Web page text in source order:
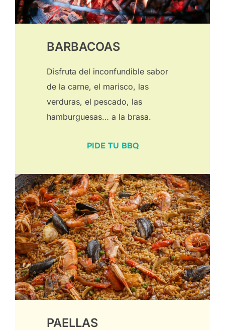
BARBACOAS
Disfruta del inconfundible sabor
de la carne, el marisco, las
verduras, el pescado, las
hamburguesas… a la brasa.
PIDE TU BBQ
PAELLAS